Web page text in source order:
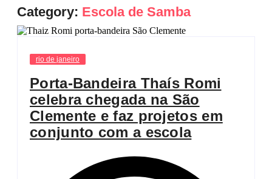
Category: Escola de Samba
rio de janeiro
Porta-Bandeira Thaís Romi
celebra chegada na São
Clemente e faz projetos em
conjunto com a escola